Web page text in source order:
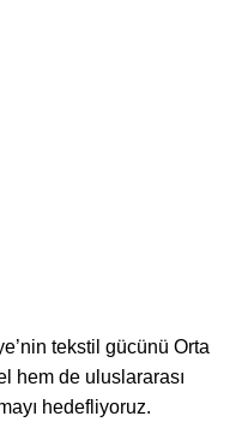
tekstil gücünü Orta
hem de uluslararası
hedefliyoruz.